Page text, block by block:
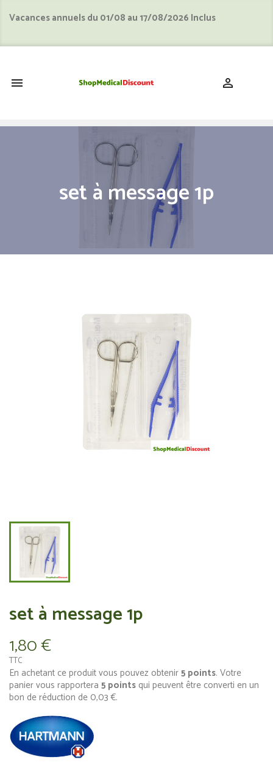
Vacances annuels du 01/08 au 17/08/2026 Inclus
 
set à message 1p
set à message 1p
1,80 €
TTC
En achetant ce produit vous pouvez obtenir5 points. Votre
panier vous rapportera 5 points qui peuvent être converti en un
bon de réduction de 0,03 €.